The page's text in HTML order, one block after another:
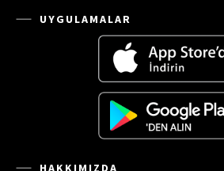
UYGULAMALAR
HAKKIMIZDA